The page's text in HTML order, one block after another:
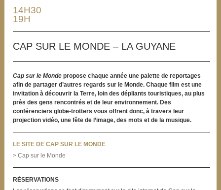
14H30
19H
CAP SUR LE MONDE – LA GUYANE
Cap sur le Mondepropose chaque année une palette de reportages
afin de partager d’autres regards sur le Monde. Chaque film est une
invitation à découvrir la Terre, loin des dépliants touristiques, au plus
près des gens rencontrés et de leur environnement. Des
conférenciers globe-trotters vous offrent donc, à travers leur
projection vidéo, une fête de l’image, des mots et de la musique.
LE SITE DE CAP SUR LE MONDE
> Cap sur le Monde
RÉSERVATIONS